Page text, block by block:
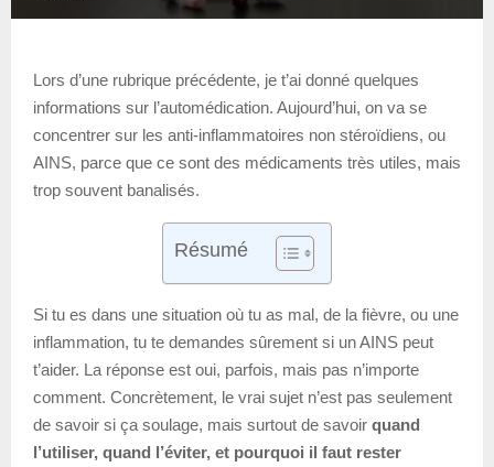
Lors d’une rubrique précédente, je t’ai donné quelques
informations sur l’automédication. Aujourd’hui, on va se
concentrer sur les anti-inflammatoires non stéroïdiens, ou
AINS, parce que ce sont des médicaments très utiles, mais
trop souvent banalisés.
Résumé
Si tu es dans une situation où tu as mal, de la fièvre, ou une
inflammation, tu te demandes sûrement si un AINS peut
t’aider. La réponse est oui, parfois, mais pas n’importe
comment. Concrètement, le vrai sujet n’est pas seulement
de savoir si ça soulage, mais surtout de savoir quand
l’utiliser, quand l’éviter, et pourquoi il faut rester